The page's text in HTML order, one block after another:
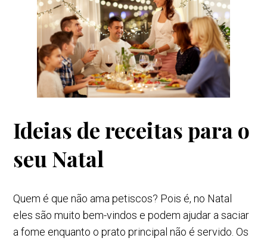
Ideias de receitas para o
seu Natal
Quem é que não ama petiscos? Pois é, no Natal
eles são muito bem-vindos e podem ajudar a saciar
a fome enquanto o prato principal não é servido. Os